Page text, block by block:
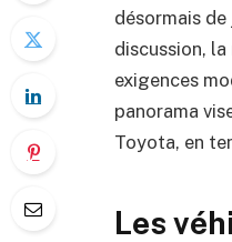
désormais
discussion,
exigences
panorama
Toyota, en
Les